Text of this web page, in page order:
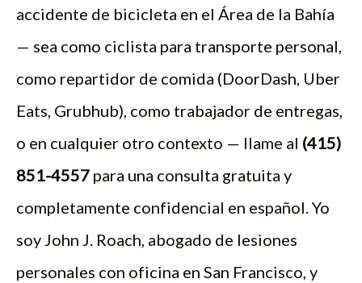
accidente de bicicleta en el Área de la Bahía
— sea como ciclista para transporte personal,
como repartidor de comida (DoorDash, Uber
Eats, Grubhub), como trabajador de entregas,
o en cualquier otro contexto — llame al (415)
851-4557 para una consulta gratuita y
completamente confidencial en español. Yo
soy John J. Roach, abogado de lesiones
personales con oficina en San Francisco, y